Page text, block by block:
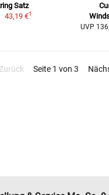
Satz
43,19 €1
UVP
Zurück Seite 1 von 3